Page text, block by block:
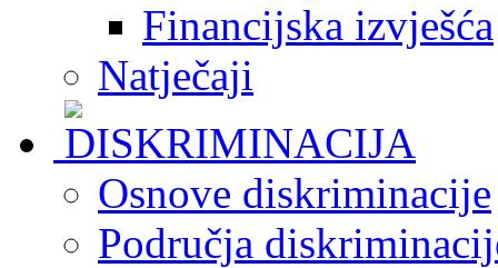
Financijska izvješća
Natječaji
Osnove diskriminacije
Područja